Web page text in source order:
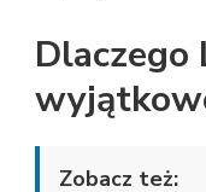
Zobacz też: